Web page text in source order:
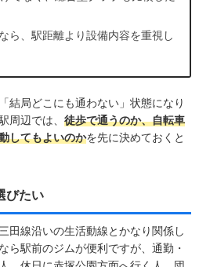
ら、駅距離より設備内容を重視し
結局どこにも通わない」状態になり
周辺では、 徒歩で通うのか、自転車
してもよいのかを先に決めておくと
びたい
田線沿いの生活動線とかなり関係し
ら駅前のジムが便利ですが、通勤・